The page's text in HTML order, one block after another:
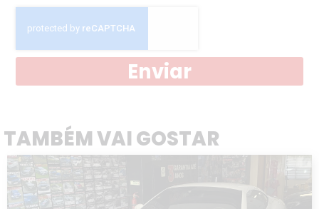
Enviar
TAMBÉM VAI GOSTAR